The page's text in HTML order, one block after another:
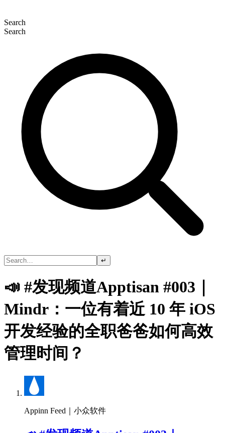
Search
Search
↵
📣 #发现频道Apptisan #003｜
Mindr：一位有着近 10 年 iOS
开发经验的全职爸爸如何高效
管理时间？
Appinn Feed｜小众软件